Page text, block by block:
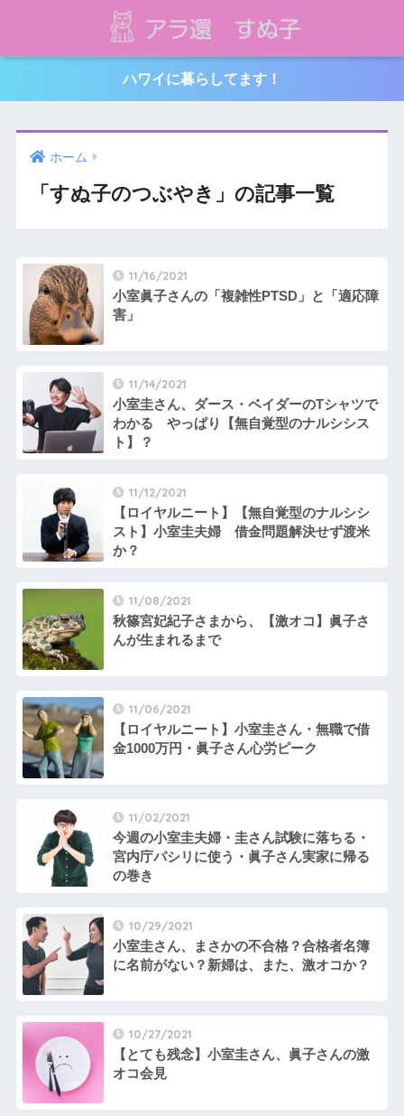
ハワイに暮らしてます！
ホーム
「すぬ子のつぶやき」の記事一覧
11/16/2021
小室眞子さんの「複雑性PTSD」と「適応障
害」
11/14/2021
小室圭さん、ダース・ベイダーのTシャツで
わかる やっぱり【無自覚型のナルシシス
ト】？
11/12/2021
【ロイヤルニート】【無自覚型のナルシシ
スト】小室圭夫婦 借金問題解決せず渡米
か？
11/08/2021
秋篠宮妃紀子さまから、【激オコ】眞子さ
んが生まれるまで
11/06/2021
【ロイヤルニート】小室圭さん・無職で借
金1000万円・眞子さん心労ピーク
11/02/2021
今週の小室圭夫婦・圭さん試験に落ちる・
宮内庁パシリに使う・眞子さん実家に帰る
の巻き
10/29/2021
小室圭さん、まさかの不合格？合格者名簿
に名前がない？新婦は、また、激オコか？
10/27/2021
【とても残念】小室圭さん、眞子さんの激
オコ会見